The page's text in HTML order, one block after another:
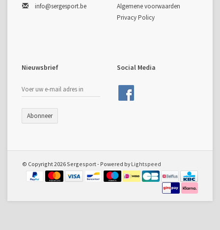
info@sergesport.be
Algemene voorwaarden
Privacy Policy
Nieuwsbrief
Abonneer
Social Media
© Copyright 2026 Sergesport - Powered byLightspeed